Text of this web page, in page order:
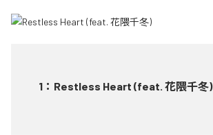
1 ： Restless Heart (feat. 花隈千冬)